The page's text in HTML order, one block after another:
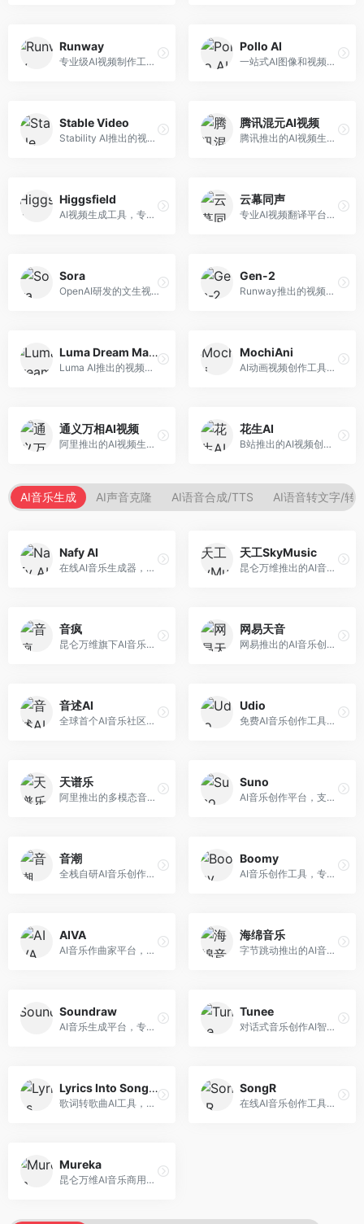
Runway
专业级AI视频制作工具，支持视频生成与编辑。面向影视制作人和创意工作者，提供文生视频、视频编辑、绿幕抠像等专业功能，视频处理能力强，适合专业创作场景。
Pollo AI
一站式AI图像和视频创作平台，整合多种生成工具。面向内容创作者，提供文生图、文生视频、视频编辑等服务，创作工具全面，一站式体验便捷。
Stable Video
Stability AI推出的视频生成模型，开源可部署。面向开发者和专业创作者，支持视频生成、视频编辑等功能，开源生态完善，定制化程度高。
腾讯混元AI视频
腾讯推出的AI视频生成工具，基于混元大模型。面向腾讯生态用户和内容创作者，支持文生视频、视频编辑等功能，与腾讯产品生态深度整合。
Higgsfield
AI视频生成工具，专注于高质量视频内容创作。面向视频创作者和营销人员，支持文生视频、视频编辑等功能，视频效果逼真，适合商业应用。
云幕同声
专业AI视频翻译平台，支持视频多语言配音和字幕生成。面向跨境电商和内容出海从业者，提供视频翻译、配音、字幕生成等服务，多语言支持完善。
Sora
OpenAI研发的文生视频大模型，可根据文字描述生成长达60秒的高清视频。面向影视创作者、广告从业者和内容生产者，视频连贯性强，物理世界理解准确，代表了AI视频生成的最高水平。
Gen-2
Runway推出的视频生成模型，专注于文生视频和视频风格转换。面向影视制作人和创意工作者，支持文本到视频、图像到视频等多种生成模式，视频质量专业级。
Luma Dream Machine
Luma AI推出的视频生成工具，专注于高质量视频创作。面向影视创作者和内容生产者，支持文生视频、图生视频，视频质量高，物理运动流畅自然。
MochiAni
AI动画视频创作工具，专注于动画内容生成。面向动画创作者和二次元内容生产者，支持动画风格视频生成，动画效果流畅，适合动漫内容创作。
通义万相AI视频
阿里推出的AI视频生成服务，整合图像与视频创作能力。面向电商和营销从业者，支持商品视频生成、营销视频制作等服务，商业应用场景丰富。
花生AI
B站推出的AI视频创作工具，专注于短视频内容生成。面向B站创作者，支持视频生成、视频编辑等功能，与B站平台深度整合，创作效率高。
AI音乐生成 AI声音克隆 AI语音合成/TTS AI语音转文字/转
Nafy AI
在线AI音乐生成器，专注于快速音乐创作。面向内容创作者，支持多种风格音乐生成，操作简便，生成速度快，适合快速配乐需求。
天工SkyMusic
昆仑万维推出的AI音乐创作平台，基于天工大模型。面向音乐创作者，支持歌词生成、旋律创作、音乐编曲等服务，中文音乐创作能力强。
音疯
昆仑万维旗下AI音乐创作平台，专注于音乐内容生成。面向音乐爱好者和内容创作者，提供多种风格音乐生成，操作简便，创作速度快。
网易天音
网易推出的AI音乐创作工具，支持作词、作曲与编曲。面向音乐爱好者和独立音乐人，提供歌词生成、旋律创作、编曲制作等服务，与网易云音乐生态深度整合。
音述AI
全球首个AI音乐社区平台，整合创作与分享功能。面向音乐创作者和爱好者，提供音乐创作、作品分享、社区交流等服务，社区氛围活跃。
Udio
免费AI音乐创作工具，专注于高质量音乐生成。面向音乐创作者和内容制作者，支持多种音乐风格生成，音质专业，创作自由度高，适合专业音乐制作场景。
天谱乐
阿里推出的多模态音乐生成平台，整合音频与文本理解能力。面向内容创作者，支持歌词生成、旋律创作、音乐编辑等服务，与阿里生态深度整合。
Suno
AI音乐创作平台，支持通过文字描述生成完整歌曲，包含歌词、旋律和人声。面向音乐爱好者、内容创作者和独立音乐人，操作门槛低，创作速度快，支持多种音乐风格，为音乐创作带来全新可能。
音潮
全栈自研AI音乐创作平台，支持从创作到发布的完整流程。面向独立音乐人和音乐工作室，提供作词作曲、编曲混音、音乐发布等服务，创作工具专业。
Boomy
AI音乐创作工具，专注于快速音乐生成与发布。面向音乐爱好者和业余创作者，支持一键生成原创音乐，可直接发布到音乐平台，创作门槛低。
AIVA
AI音乐作曲家平台，专注于古典和影视配乐创作。面向影视制作人和游戏开发者，提供原创音乐生成、配乐定制等服务，音乐风格专业，适合影视游戏配乐。
海绵音乐
字节跳动推出的AI音乐创作平台，支持多风格音乐生成。面向内容创作者和音乐爱好者，提供歌词创作、旋律生成、编曲制作等服务，创作效率高，适合短视频配乐。
Soundraw
AI音乐生成平台，专注于免版税音乐创作。面向视频创作者和内容制作者，提供背景音乐生成、音乐定制等服务，音乐版权清晰，适合视频配乐场景。
Tunee
对话式音乐创作AI智能体，支持自然语言交互创作。面向音乐爱好者，通过对话方式完成音乐创作，交互体验友好，创作过程直观。
Lyrics Into Song AI
歌词转歌曲AI工具，支持将歌词转化为完整歌曲。面向歌词创作者和音乐爱好者，提供歌词谱曲、编曲制作等服务，歌词音乐化效率高。
SongR
在线AI音乐创作工具，支持歌词与旋律一体化生成。面向内容创作者和音乐爱好者，提供歌词创作、旋律生成、音乐制作等服务，操作简便，创作速度快。
Mureka
昆仑万维AI音乐商用创作平台，专注于商业音乐授权。面向企业和商业用户，提供版权音乐生成、商用授权等服务，音乐版权清晰，商业应用安全。